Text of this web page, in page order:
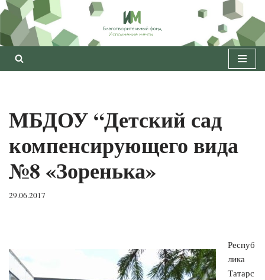
Перейти
к
содержимому
МБДОУ “Детский сад
компенсирующего вида
№8 «Зоренька»
29.06.2017
Респуб
лика
Татарс